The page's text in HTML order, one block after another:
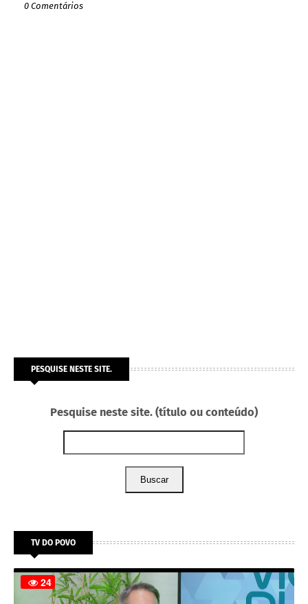
0 Comentários
PESQUISE NESTE SITE.
Pesquise neste site. (título ou conteúdo)
Buscar
TV DO POVO